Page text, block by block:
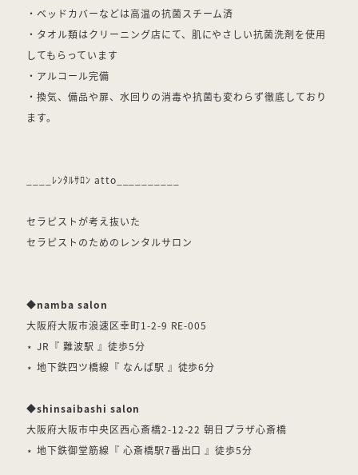
・ベッドカバーなどは高温の抗菌スチーム済
・タオル類はクリーニング店にて、肌にやさしい抗菌洗剤を使用
してもらっています
・アルコール完備
・換気、備品や扉、水回りの消毒や抗菌も変わらず徹底しており
ます。
____ﾚﾝﾀﾙｻﾛﾝ atto__________
セラピストが考え抜いた
セラピストのためのレンタルサロン
◆namba salon
大阪府大阪市浪速区幸町1-2-9 RE-005
⋆ JR『 難波駅 』徒歩5分
⋆ 地下鉄四ツ橋線『 なんば駅 』徒歩6分
◆shinsaibashi salon
大阪府大阪市中央区西心斎橋2-12-22 朝日プラザ心斎橋
⋆ 地下鉄御堂筋線『 心斎橋駅7番出口 』徒歩5分